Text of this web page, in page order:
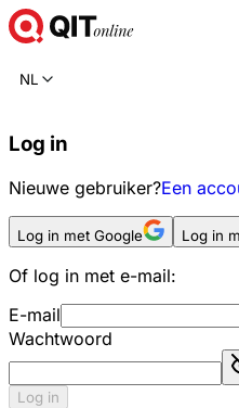
NL
Log in
Nieuwe gebruiker?Een
Log in met Google Log in
Of log in met e-mail:
E-mail
Wachtwoord
Log in